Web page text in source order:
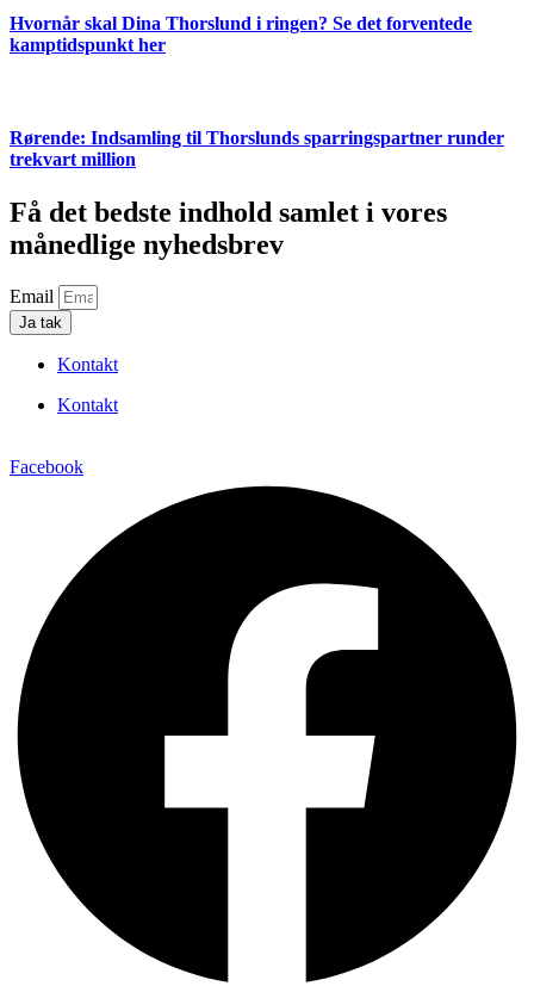
Hvornår skal Dina Thorslund i ringen? Se det forventede
kamptidspunkt her
Rørende: Indsamling til Thorslunds sparringspartner runder
trekvart million
Få det bedste indhold samlet i vores
månedlige nyhedsbrev
Email
Ja tak
Kontakt
Kontakt
Facebook